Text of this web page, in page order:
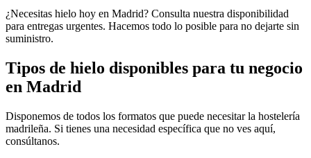
¿Necesitas hielo hoy en Madrid? Consulta nuestra disponibilidad
para entregas urgentes. Hacemos todo lo posible para no dejarte sin
suministro.
Tipos de hielo disponibles para tu negocio
en Madrid
Disponemos de todos los formatos que puede necesitar la hostelería
madrileña. Si tienes una necesidad específica que no ves aquí,
consúltanos.